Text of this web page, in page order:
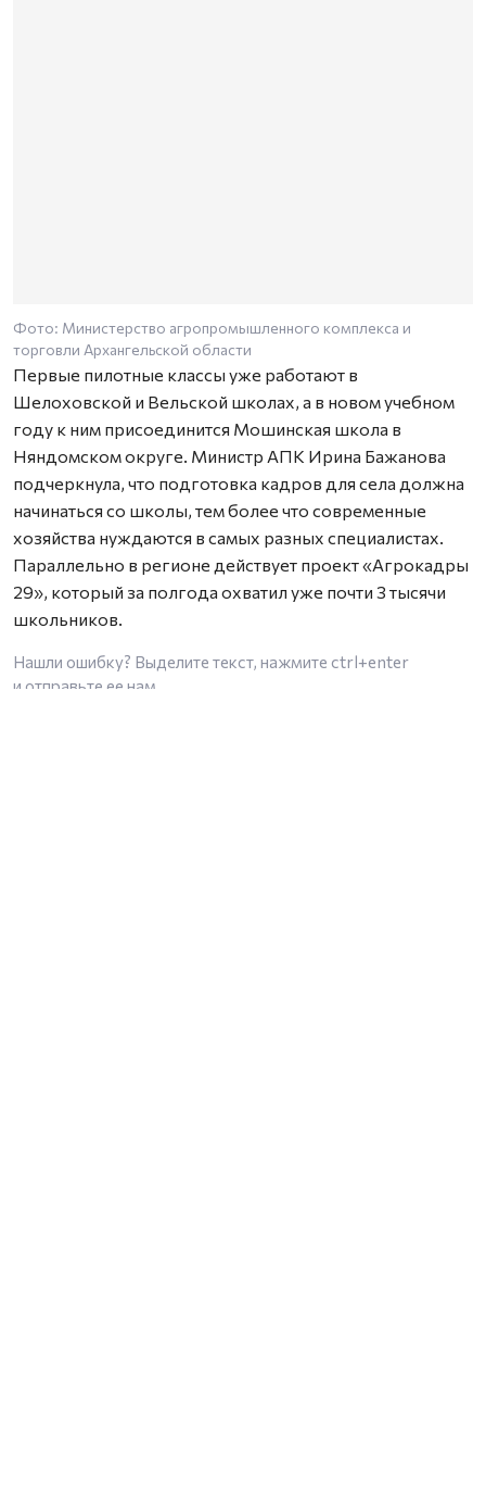
Фото: Министерство агропромышленного комплекса и
торговли Архангельской области
Первые пилотные классы уже работают в
Шелоховской и Вельской школах, а в новом учебном
году к ним присоединится Мошинская школа в
Няндомском округе. Министр АПК Ирина Бажанова
подчеркнула, что подготовка кадров для села должна
начинаться со школы, тем более что современные
хозяйства нуждаются в самых разных специалистах.
Параллельно в регионе действует проект «Агрокадры
29», который за полгода охватил уже почти 3 тысячи
школьников.
Нашли ошибку? Выделите текст, нажмите ctrl+enter
и отправьте ее нам.